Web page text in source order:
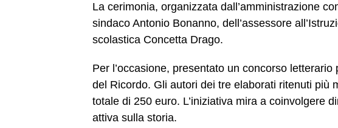
La cerimonia, organizzata dall’amministrazione
sindaco Antonio Bonanno, dell’assessore
scolastica Concetta Drago.
Per l’occasione, presentato un concorso
del Ricordo. Gli autori dei tre elaborati ritenuti più
totale di 250 euro. L’iniziativa mira a coinvolgere
attiva sulla storia.